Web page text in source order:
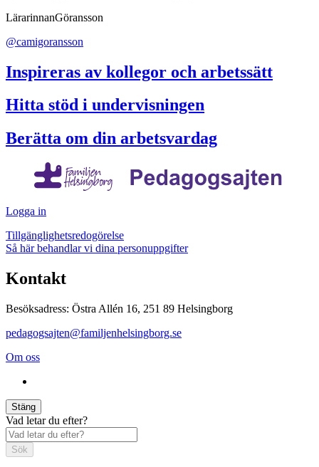
LärarinnanGöransson
@camigoransson
Inspireras av kollegor och arbetssätt
Hitta stöd i undervisningen
Berätta om din arbetsvardag
Logga in
Tillgänglighetsredogörelse
Så här behandlar vi dina personuppgifter
Kontakt
Besöksadress: Östra Allén 16, 251 89 Helsingborg
pedagogsajten@familjenhelsingborg.se
Om oss
Stäng
Vad letar du efter?
Sök